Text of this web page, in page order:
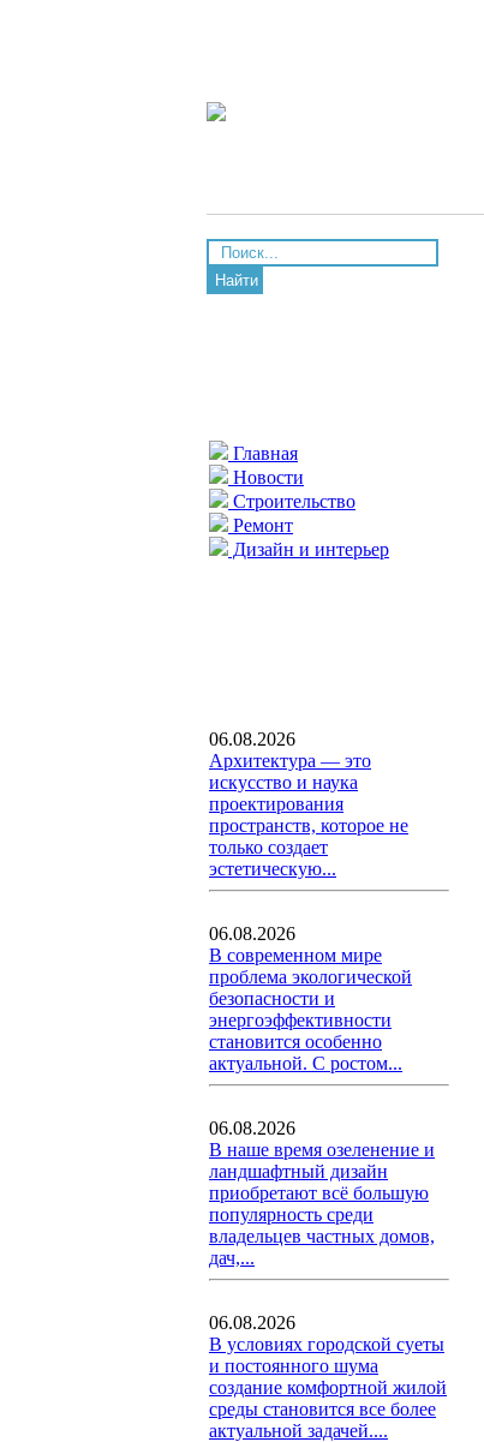
Найти
Главная
Новости
Строительство
Ремонт
Дизайн и интерьер
06.08.2026
Архитектура — это
искусство и наука
проектирования
пространств, которое не
только создает
эстетическую...
06.08.2026
В современном мире
проблема экологической
безопасности и
энергоэффективности
становится особенно
актуальной. С ростом...
06.08.2026
В наше время озеленение и
ландшафтный дизайн
приобретают всё большую
популярность среди
владельцев частных домов,
дач,...
06.08.2026
В условиях городской суеты
и постоянного шума
создание комфортной жилой
среды становится все более
актуальной задачей....